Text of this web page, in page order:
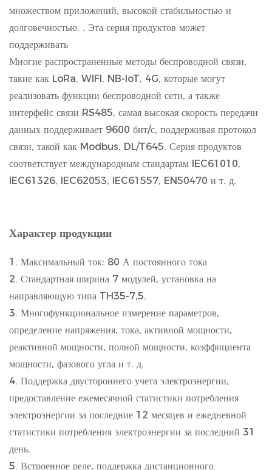
множеством приложений, высокой стабильностью и
долговечностью. . Эта серия продуктов может
поддерживать
Многие распространенные методы беспроводной связи,
такие как LoRa, WIFI, NB-IoT, 4G, которые могут
реализовать функции беспроводной сети, а также
интерфейс связи RS485, самая высокая скорость передачи
данных поддерживает 9600 бит/с, поддерживая протокол
связи, такой как Modbus, DL/T645. Серия продуктов
соответствует международным стандартам IEC61010,
IEC61326, IEC62053, IEC61557, EN50470 и т. д.
Характер продукции
1. Максимальный ток: 80 А постоянного тока
2. Стандартная ширина 7 модулей, установка на
направляющую типа TH35-7,5.
3. Многофункциональное измерение параметров,
определение напряжения, тока, активной мощности,
реактивной мощности, полной мощности, коэффициента
мощности, фазового угла и т. д.
4. Поддержка двустороннего учета электроэнергии,
предоставление ежемесячной статистики потребления
электроэнергии за последние 12 месяцев и ежедневной
статистики потребления электроэнергии за последний 31
день.
5. Встроенное реле, поддержка дистанционного